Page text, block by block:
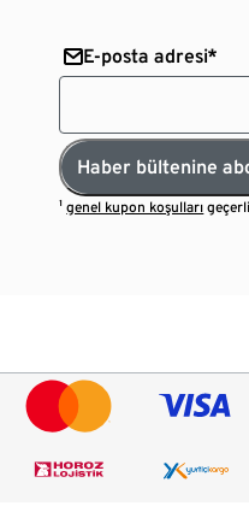
E-posta adresi*
Haber bültenine
¹genel kupon koşulları